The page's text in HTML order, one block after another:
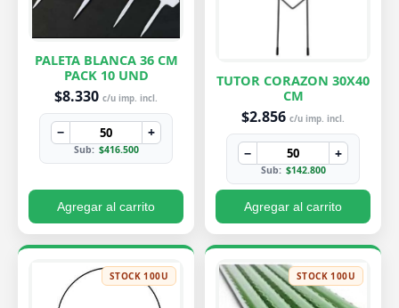
PALETA BLANCA 36 CM
PACK 10 UND
$8.330 c/u imp. incl.
− +
Sub: $416.500
Agregar al carrito
TUTOR CORAZON 30X40
CM
$2.856 c/u imp. incl.
− +
Sub: $142.800
Agregar al carrito
STOCK 100U STOCK 100U